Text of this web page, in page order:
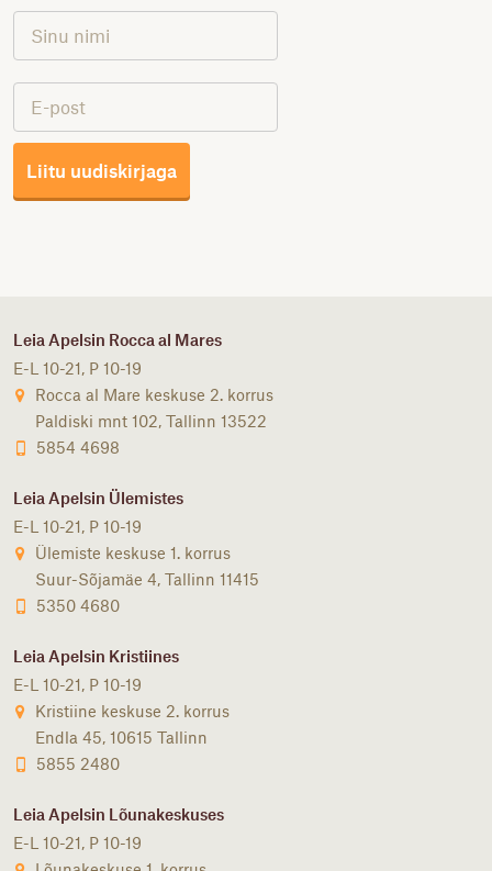
Liitu uudiskirjaga
Leia Apelsin Rocca al Mares
E-L 10-21, P 10-19
Rocca al Mare keskuse 2. korrus
Paldiski mnt 102, Tallinn 13522
5854 4698
Leia Apelsin Ülemistes
E-L 10-21, P 10-19
Ülemiste keskuse 1. korrus
Suur-Sõjamäe 4, Tallinn 11415
5350 4680
Leia Apelsin Kristiines
E-L 10-21, P 10-19
Kristiine keskuse 2. korrus
Endla 45, 10615 Tallinn
5855 2480
Leia Apelsin Lõunakeskuses
E-L 10-21, P 10-19